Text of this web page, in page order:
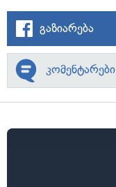
გაზიარება
კომენტარები